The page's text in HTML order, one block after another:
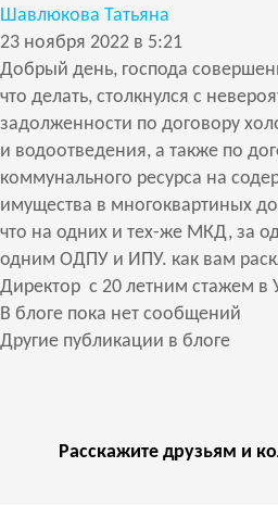
Шавлюкова Татьяна
23 ноября 2022 в 5:21
Добрый день, господа
что делать, столкнулся с
задолженности по договору
и водоотведения, а также по
коммунального ресурса на
имущества в многоквартиных
что на одних и тех-же МКД, за
одним ОДПУ и ИПУ. как вам
Директор с 20 летним стажем в
В блоге пока нет сообщений
Другие публикации в блоге
Расскажите друзьям и